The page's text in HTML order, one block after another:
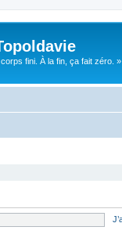
fini. À la fin, ça fait zéro. »